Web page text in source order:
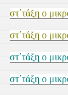
στ΄τάξη ο
στ΄τάξη ο
στ΄τάξη ο
στ΄τάξη ο